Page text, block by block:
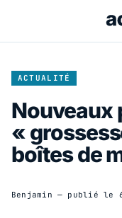
ACTUALITÉ
Nouveaux
«
boîtes de
Benjamin — publié le